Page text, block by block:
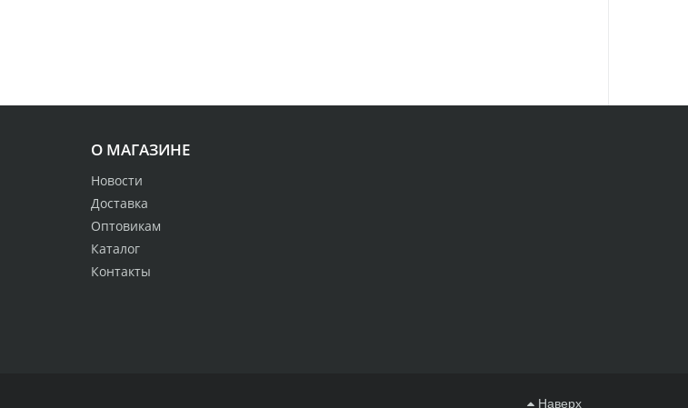
О МАГАЗИНЕ
Новости
Доставка
Оптовикам
Каталог
Контакты
Наверх